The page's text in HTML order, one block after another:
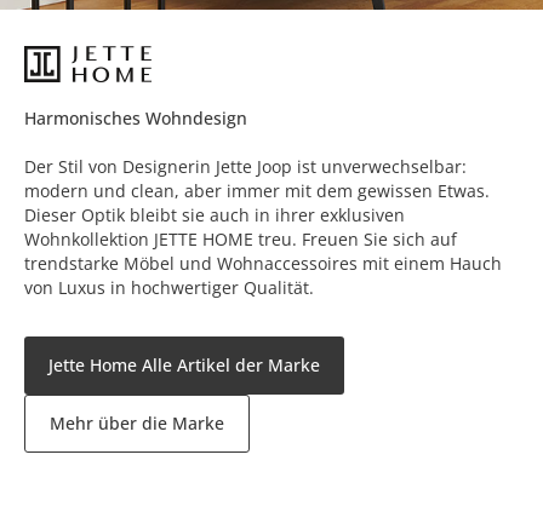
Harmonisches Wohndesign
Der Stil von Designerin Jette Joop ist unverwechselbar:
modern und clean, aber immer mit dem gewissen Etwas.
Dieser Optik bleibt sie auch in ihrer exklusiven
Wohnkollektion JETTE HOME treu. Freuen Sie sich auf
trendstarke Möbel und Wohnaccessoires mit einem Hauch
von Luxus in hochwertiger Qualität.
Jette Home Alle Artikel der Marke
Mehr über die Marke